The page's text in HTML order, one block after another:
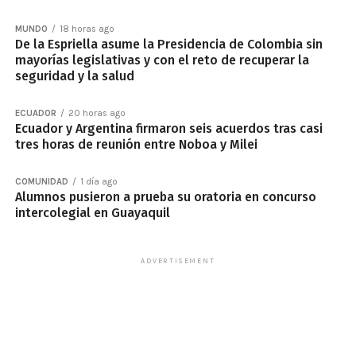
MUNDO 18 horas ago
De la Espriella asume la Presidencia de Colombia sin
mayorías legislativas y con el reto de recuperar la
seguridad y la salud
ECUADOR 20 horas ago
Ecuador y Argentina firmaron seis acuerdos tras casi
tres horas de reunión entre Noboa y Milei
COMUNIDAD 1 día ago
Alumnos pusieron a prueba su oratoria en concurso
intercolegial en Guayaquil
ADVERTISEMENT